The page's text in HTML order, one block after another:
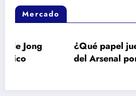
Mercado
¿Qué papel juega Mikel
del Arsenal por Vinicius?